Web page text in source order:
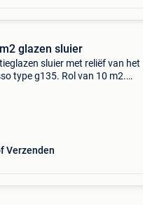
glazen sluier
sluier met reliëf van het
type g135. Rol van 10 m2.
Verzenden